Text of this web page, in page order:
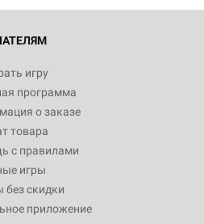
игру
программа
о заказе
товара
с правилами
игры
без скидки
приложение